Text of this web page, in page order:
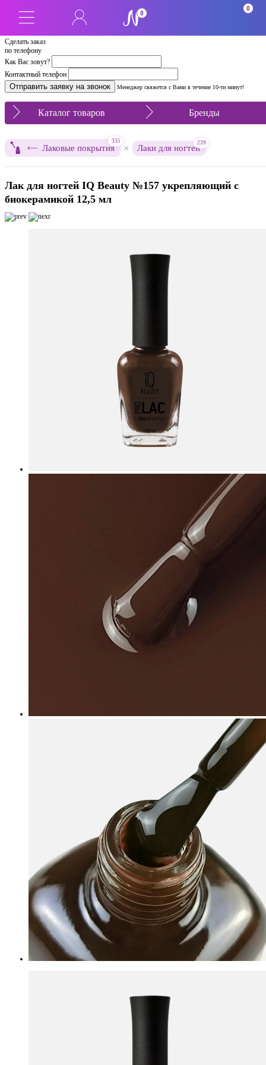
Сделать заказ
по телефону
Как Вас зовут?
Контактный телефон
Менеджер свяжется с Вами в течение 10-ти минут!
0
0
Каталог товаров Бренды
Лаковые покрытия
335
× Лаки для ногтей
239
Лак для ногтей IQ Beauty №157 укрепляющий с
биокерамикой 12,5 мл